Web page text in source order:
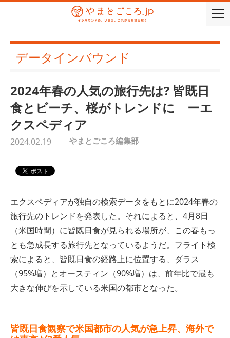
データインバウンド
2024年春の人気の旅行先は? 皆既日
食とビーチ、桜がトレンドに ーエ
クスペディア
2024.02.19 やまとごころ編集部
エクスペディアが独自の検索データをもとに2024年春の
旅行先のトレンドを発表した。それによると、4月8日
（米国時間）に皆既日食が見られる場所が、この春もっ
とも急成長する旅行先となっているようだ。フライト検
索によると、皆既日食の経路上に位置する、ダラス
（95%増）とオースティン（90%増）は、前年比で最も
大きな伸びを示している米国の都市となった。
皆既日食観察で米国都市の人気が急上昇、海外で